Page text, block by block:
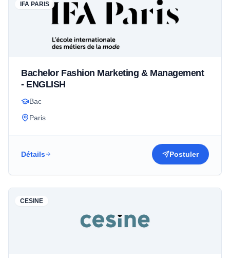
IFA PARIS
Bachelor Fashion Marketing & Management
- ENGLISH
Bac
Paris
Détails Postuler
CESINE